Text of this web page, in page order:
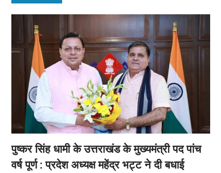
पुष्कर सिंह धामी के उत्तराखंड के मुख्यमंत्री पद पांच
वर्ष पूर्ण : प्रदेश अध्यक्ष महेंद्र भट्ट ने दी बधाई